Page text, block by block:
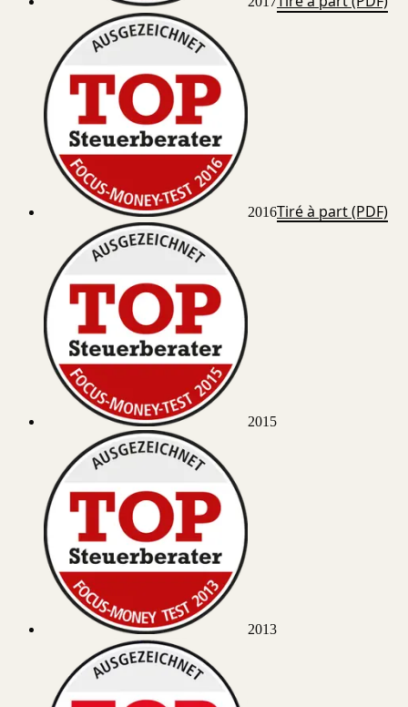
2016Tiré à part (PDF)
2015
2013